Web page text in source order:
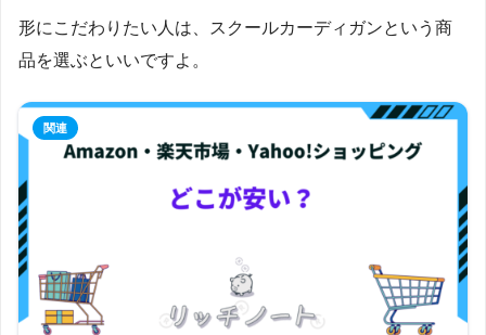
形にこだわりたい人は、スクールカーディガンという商
品を選ぶといいですよ。